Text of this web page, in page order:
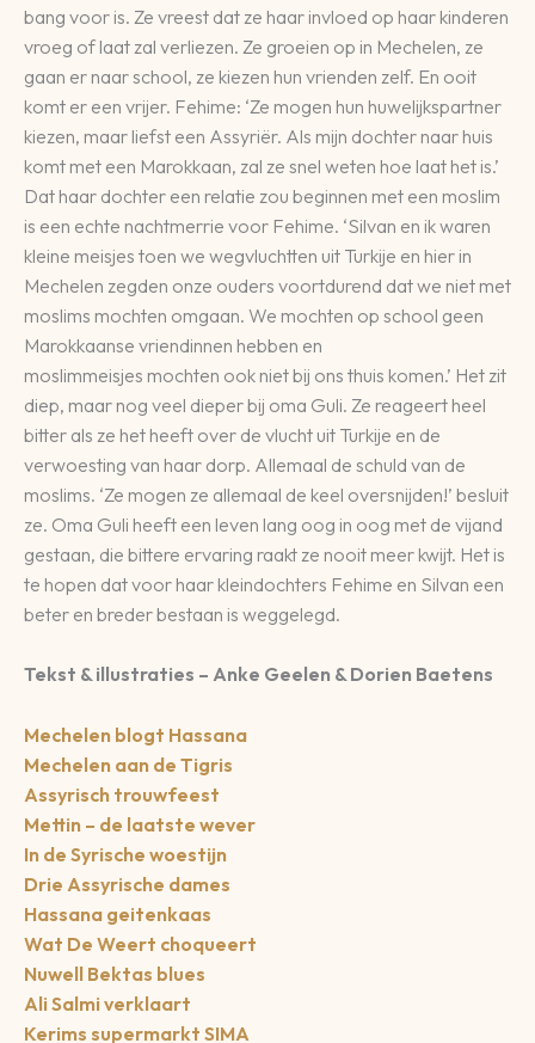
bang voor is. Ze vreest dat ze haar invloed op haar kinderen
vroeg of laat zal verliezen. Ze groeien op in Mechelen, ze
gaan er naar school, ze kiezen hun vrienden zelf. En ooit
komt er een vrijer. Fehime: ‘Ze mogen hun huwelijkspartner
kiezen, maar liefst een Assyriër. Als mijn dochter naar huis
komt met een Marokkaan, zal ze snel weten hoe laat het is.’
Dat haar dochter een relatie zou beginnen met een moslim
is een echte nachtmerrie voor Fehime. ‘Silvan en ik waren
kleine meisjes toen we wegvluchtten uit Turkije en hier in
Mechelen zegden onze ouders voortdurend dat we niet met
moslims mochten omgaan. We mochten op school geen
Marokkaanse vriendinnen hebben en
moslimmeisjes mochten ook niet bij ons thuis komen.’ Het zit
diep, maar nog veel dieper bij oma Guli. Ze reageert heel
bitter als ze het heeft over de vlucht uit Turkije en de
verwoesting van haar dorp. Allemaal de schuld van de
moslims. ‘Ze mogen ze allemaal de keel oversnijden!’ besluit
ze. Oma Guli heeft een leven lang oog in oog met de vijand
gestaan, die bittere ervaring raakt ze nooit meer kwijt. Het is
te hopen dat voor haar kleindochters Fehime en Silvan een
beter en breder bestaan is weggelegd.
Tekst & illustraties – Anke Geelen & Dorien Baetens
Mechelen blogt Hassana
Mechelen aan de Tigris
Assyrisch trouwfeest
Mettin – de laatste wever
In de Syrische woestijn
Drie Assyrische dames
Hassana geitenkaas
Wat De Weert choqueert
Nuwell Bektas blues
Ali Salmi verklaart
Kerims supermarkt SIMA